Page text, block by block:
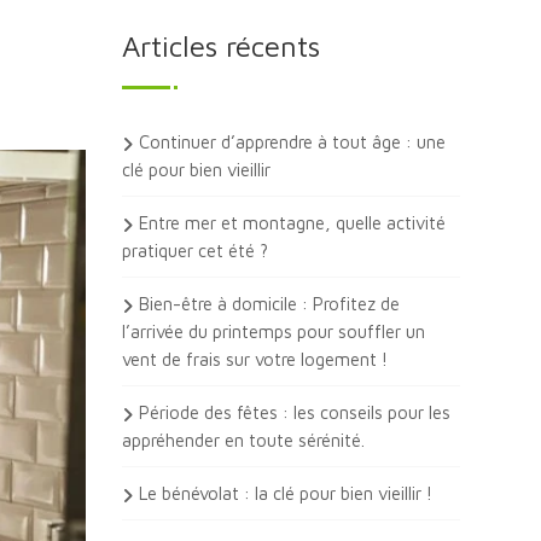
Articles récents
Continuer d’apprendre à tout âge : une
clé pour bien vieillir
Entre mer et montagne, quelle activité
pratiquer cet été ?
Bien-être à domicile : Profitez de
l’arrivée du printemps pour souffler un
vent de frais sur votre logement !
Période des fêtes : les conseils pour les
appréhender en toute sérénité.
Le bénévolat : la clé pour bien vieillir !